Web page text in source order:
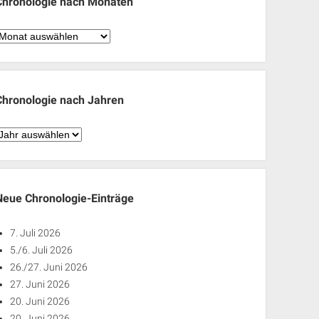
Chronologie
nach Jahren
Chronologie-Einträge
7. Juli 2026
5./6. Juli 2026
26./27. Juni 2026
27. Juni 2026
20. Juni 2026